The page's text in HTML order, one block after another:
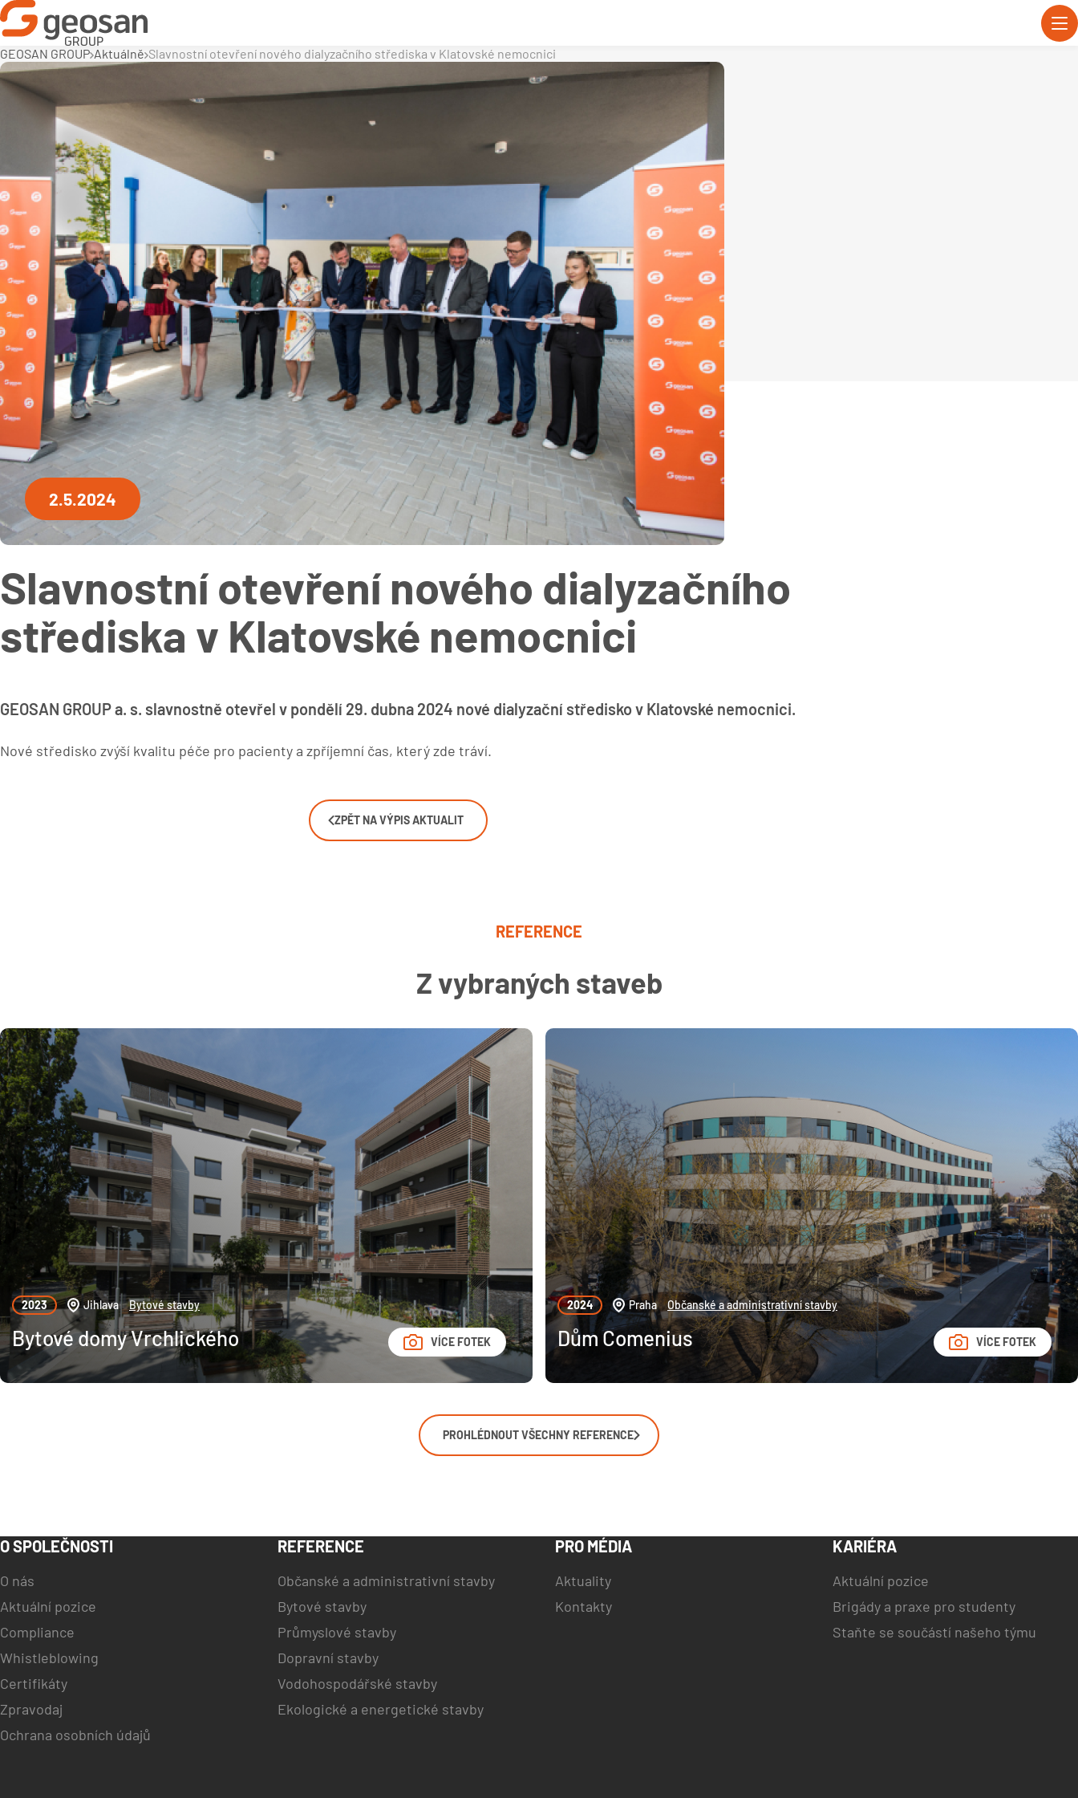
GEOSAN GROUP Aktuálně Slavnostní otevření nového dialyzačního střediska v Klatovské nemocnici
2.5.2024
Slavnostní otevření nového dialyzačního
střediska v Klatovské nemocnici
GEOSAN GROUP a. s. slavnostně otevřel v pondělí 29. dubna 2024 nové dialyzační středisko v Klatovské nemocnici.
Nové středisko zvýší kvalitu péče pro pacienty a zpříjemní čas, který zde tráví.
ZPĚT NA VÝPIS AKTUALIT
REFERENCE
Z vybraných staveb
Bytové domy Vrchlického
2023 Jihlava Bytové stavby
VÍCE FOTEK Dům Comenius
2024 Praha Občanské a administrativní stavby
VÍCE FOTEK
PROHLÉDNOUT VŠECHNY REFERENCE
O SPOLEČNOSTI
O nás
Aktuální pozice
Compliance
Whistleblowing
Certifikáty
Zpravodaj
Ochrana osobních údajů
REFERENCE
Občanské a administrativní stavby
Bytové stavby
Průmyslové stavby
Dopravní stavby
Vodohospodářské stavby
Ekologické a energetické stavby
PRO MÉDIA
Aktuality
Kontakty
KARIÉRA
Aktuální pozice
Brigády a praxe pro studenty
Staňte se součástí našeho týmu